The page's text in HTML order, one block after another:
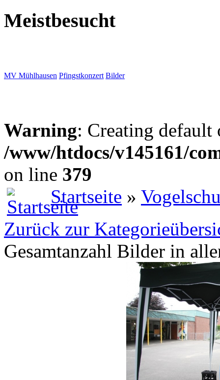
Meistbesucht
MV Mühlhausen Pfingstkonzert Bilder
Warning: Creating
/www/htdocs/v145161/
on line 379
Startseite »
Zurück zur
Gesamtanzahl Bilder in